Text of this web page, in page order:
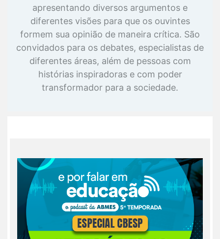
apresentando diversos argumentos e
diferentes visões para que os ouvintes
formem sua opinião de maneira crítica. São
convidados para os debates, especialistas de
diferentes áreas, além de pessoas com
histórias inspiradoras e com poder
transformador para a sociedade.